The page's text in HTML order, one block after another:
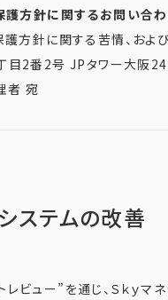
護方針に関するお問い合
方針に関する苦情、およ
2番2号 JPタワー大阪
者 宛
ステムの改善
ビュー”を通じ、Ｓｋｙ